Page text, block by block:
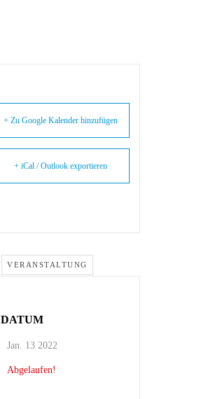
+ Zu Google Kalender hinzufügen
+ iCal / Outlook exportieren
VERANSTALTUNG
DATUM
Jan. 13 2022
Abgelaufen!